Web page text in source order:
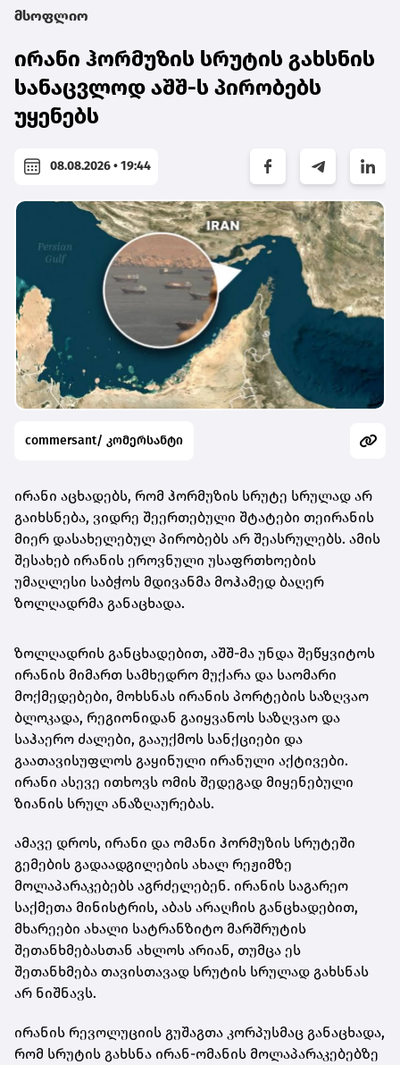
მსოფლიო
ირანი ჰორმუზის სრუტის გახსნის
სანაცვლოდ აშშ-ს პირობებს
უყენებს
08.08.2026 • 19:44
commersant/ კომერსანტი
ირანი აცხადებს, რომ ჰორმუზის სრუტე სრულად არ
გაიხსნება, ვიდრე შეერთებული შტატები თეირანის
მიერ დასახელებულ პირობებს არ შეასრულებს. ამის
შესახებ ირანის ეროვნული უსაფრთხოების
უმაღლესი საბჭოს მდივანმა მოჰამედ ბაღერ
ზოლღადრმა განაცხადა.
ზოლღადრის განცხადებით, აშშ-მა უნდა შეწყვიტოს
ირანის მიმართ სამხედრო მუქარა და საომარი
მოქმედებები, მოხსნას ირანის პორტების საზღვაო
ბლოკადა, რეგიონიდან გაიყვანოს საზღვაო და
საჰაერო ძალები, გააუქმოს სანქციები და
გაათავისუფლოს გაყინული ირანული აქტივები.
ირანი ასევე ითხოვს ომის შედეგად მიყენებული
ზიანის სრულ ანაზღაურებას.
ამავე დროს, ირანი და ომანი ჰორმუზის სრუტეში
გემების გადაადგილების ახალ რეჟიმზე
მოლაპარაკებებს აგრძელებენ. ირანის საგარეო
საქმეთა მინისტრის, აბას არაღჩის განცხადებით,
მხარეები ახალი სატრანზიტო მარშრუტის
შეთანხმებასთან ახლოს არიან, თუმცა ეს
შეთანხმება თავისთავად სრუტის სრულად გახსნას
არ ნიშნავს.
ირანის რევოლუციის გუშაგთა კორპუსმაც განაცხადა,
რომ სრუტის გახსნა ირან-ომანის მოლაპარაკებებზე